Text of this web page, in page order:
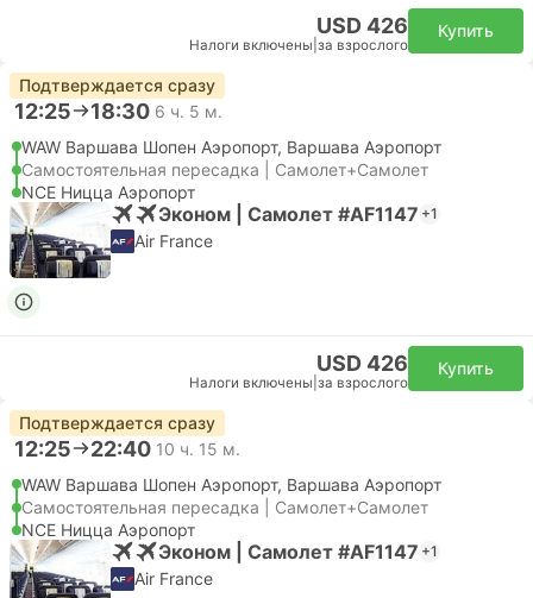
USD 426
Налоги включены за взрослого
Купить
Подтверждается сразу
12:25 18:30 6 ч. 5 м.
WAW Варшава Шопен Аэропорт, Варшава Аэропорт
Самостоятельная пересадка | Самолет+Самолет
NCE Ницца Аэропорт
Эконом | Самолет #AF1147 +1
Air France
USD 426
Налоги включены за взрослого
Купить
Подтверждается сразу
12:25 22:40 10 ч. 15 м.
WAW Варшава Шопен Аэропорт, Варшава Аэропорт
Самостоятельная пересадка | Самолет+Самолет
NCE Ницца Аэропорт
Эконом | Самолет #AF1147 +1
Air France